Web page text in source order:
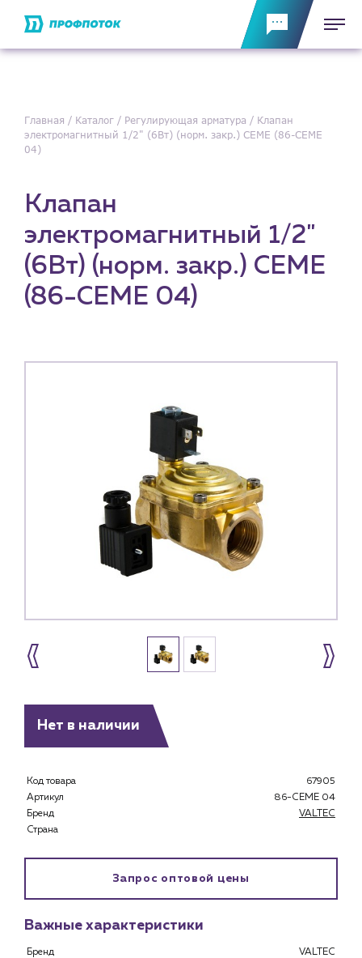
Предприятиям и юр.лицам
Главная Каталог Регулирующая арматура
Клапан
электромагнитный 1/2" (6Вт) (норм. закр.) CEME (86-CEME
04)
Клапан
электромагнитный 1/2"
(6Вт) (норм. закр.) CEME
(86-CEME 04)
Нет в наличии
Код товара
67905
Артикул
86-CEME 04
Бренд
VALTEC
Страна
Запрос оптовой цены
Важные характеристики
Бренд
VALTEC